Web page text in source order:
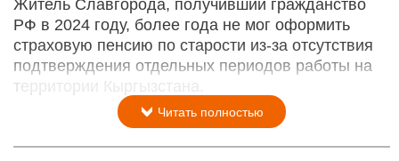
Житель Славгорода, получивший гражданство
РФ в 2024 году, более года не мог оформить
страховую пенсию по старости из-за отсутствия
подтверждения отдельных периодов работы на
территории Кыргызстана.
Читать полностью